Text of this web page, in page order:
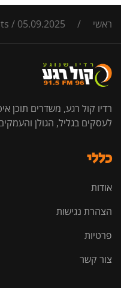
ראשי /
/ 05.09.2025 | שומעים חיפושיות
רדיו קול רגע, משדרים תוכן
לעסקים בגליל, הגולן
כללי
אודות
הצהרת נגישות
פרטיות
צור קשר